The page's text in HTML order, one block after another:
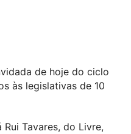
de hoje do ciclo
às legislativas de 10
Tavares, do Livre,